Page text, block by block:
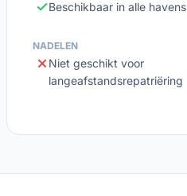
Beschikbaar in alle havens
NADELEN
Niet geschikt voor
langeafstandsrepatriëring